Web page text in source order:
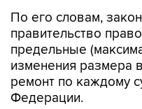
предельные
изменения размера
ремонт по каждому
Федерации.
Россия Госдума